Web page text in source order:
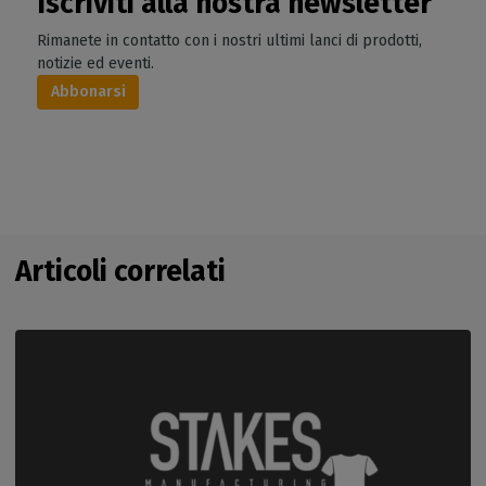
Rimanete in contatto con i nostri ultimi lanci di prodotti,
notizie ed eventi.
Abbonarsi
Articoli correlati